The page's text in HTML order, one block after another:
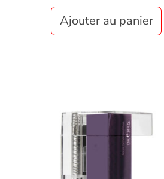
Ajouter au panier